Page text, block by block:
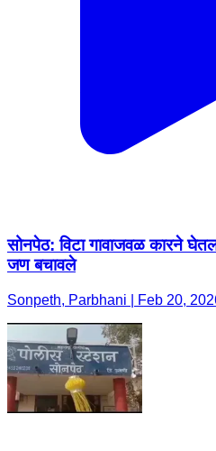
सोनपेठ: विटा गावाजवळ कारने
जण बचावले
Sonpeth, Parbhani | Feb 20,